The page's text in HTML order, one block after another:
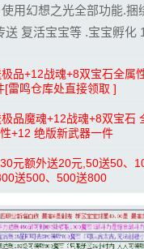
用幻想之光全部功能.捆
送 复活宝宝等 .宝宝孵化
品+12战魂+8双宝石全属
[雷鸣仓库处直接领取 ]
品魔魂+12战魂+8双宝石
+12 绝版新武器一件
元额外送20元,50送50、
送500、500送800